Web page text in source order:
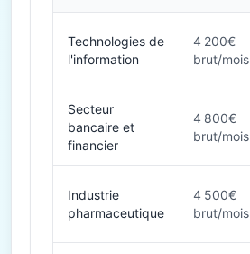
Technologies de
l'information
4 200€
brut/mois
Secteur
bancaire et
financier
4 800€
brut/mois
Industrie
pharmaceutique
4 500€
brut/mois